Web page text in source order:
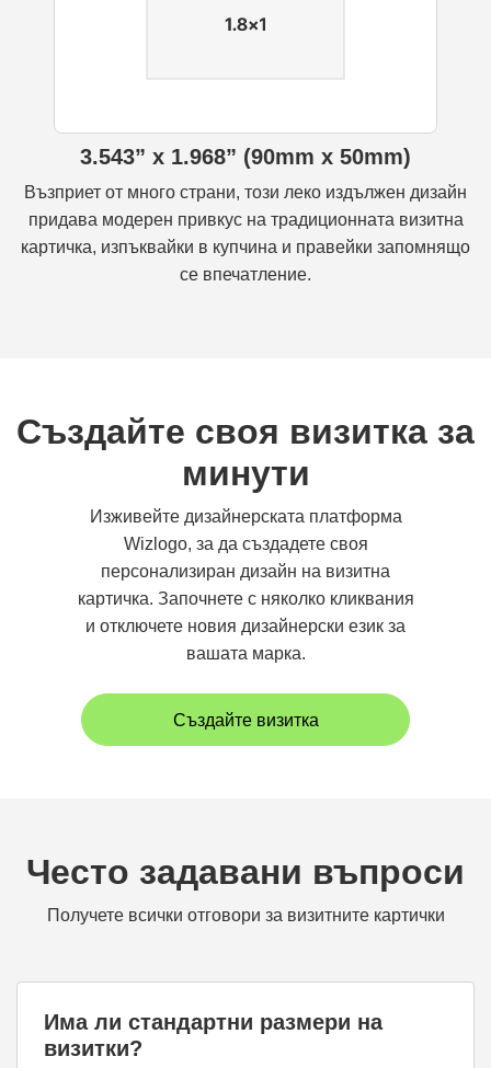
3.543” x 1.968” (90mm x 50mm)
Възприет от много страни, този леко издължен дизайн
придава модерен привкус на традиционната визитна
картичка, изпъквайки в купчина и правейки запомнящо
се впечатление.
Създайте своя визитка за
минути
Изживейте дизайнерската платформа
Wizlogo, за да създадете своя
персонализиран дизайн на визитна
картичка. Започнете с няколко кликвания
и отключете новия дизайнерски език за
вашата марка.
Създайте визитка
Често задавани въпроси
Получете всички отговори за визитните картички
Има ли стандартни размери на
визитки?